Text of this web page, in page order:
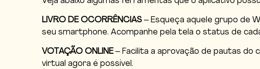
LIVRO DE OCORRÊNCIAS– Esqueça aquele grupo de
seu smartphone. Acompanhe pela tela o status de
VOTAÇÃO ONLINE– Facilita a aprovação de pautas do
virtual agora é possível.